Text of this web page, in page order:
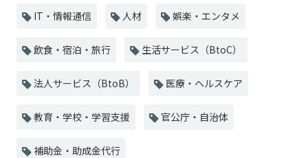
IT・情報通信 人材 娯楽・エンタメ
飲食・宿泊・旅行 生活サービス（BtoC）
法人サービス（BtoB） 医療・ヘルスケア
教育・学校・学習支援 官公庁・自治体
補助金・助成金代行